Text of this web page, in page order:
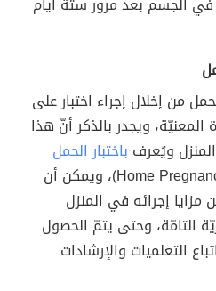
من إخلال إجراء اختبار على
ويجدر بالذكر أنّ هذا
ويُعرف باختبار الحمل
(بالإنجليزية: Home Pregnancy Test)، ويمكن أن
إجرائه في المنزل
التامّة، وحتى يتمّ الحصول
التعلميات والإرشادات